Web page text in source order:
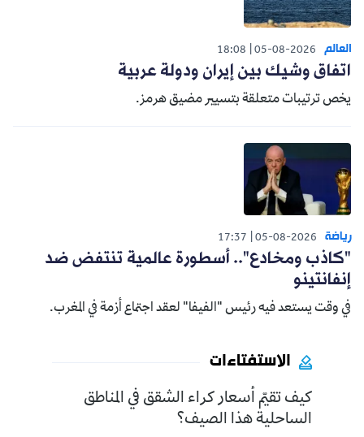
العالم 05-08-2026
18:08
اتفاق وشيك بين إيران ودولة عربية
يخص ترتيبات متعلقة بتسيير مضيق هرمز.
رياضة 05-08-2026
17:37
"كاذب ومخادع".. أسطورة عالمية تنتفض ضد
إنفانتينو
في وقت يستعد فيه رئيس "الفيفا" لعقد اجتماع أزمة في المغرب.
الاستفتاءات
كيف تقيّم أسعار كراء الشقق في المناطق
الساحلية هذا الصيف؟